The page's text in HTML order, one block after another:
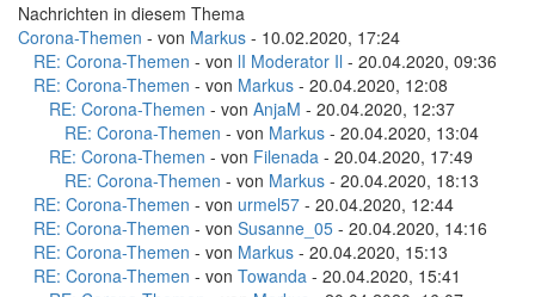
Nachrichten in diesem Thema
Corona-Themen - von Markus - 10.02.2020, 17:24
RE: Corona-Themen - von lI Moderator Il - 20.04.2020, 09:36
RE: Corona-Themen - von Markus - 20.04.2020, 12:08
RE: Corona-Themen - von AnjaM - 20.04.2020, 12:37
RE: Corona-Themen - von Markus - 20.04.2020, 13:04
RE: Corona-Themen - von Filenada - 20.04.2020, 17:49
RE: Corona-Themen - von Markus - 20.04.2020, 18:13
RE: Corona-Themen - von urmel57 - 20.04.2020, 12:44
RE: Corona-Themen - von Susanne_05 - 20.04.2020, 14:16
RE: Corona-Themen - von Markus - 20.04.2020, 15:13
RE: Corona-Themen - von Towanda - 20.04.2020, 15:41